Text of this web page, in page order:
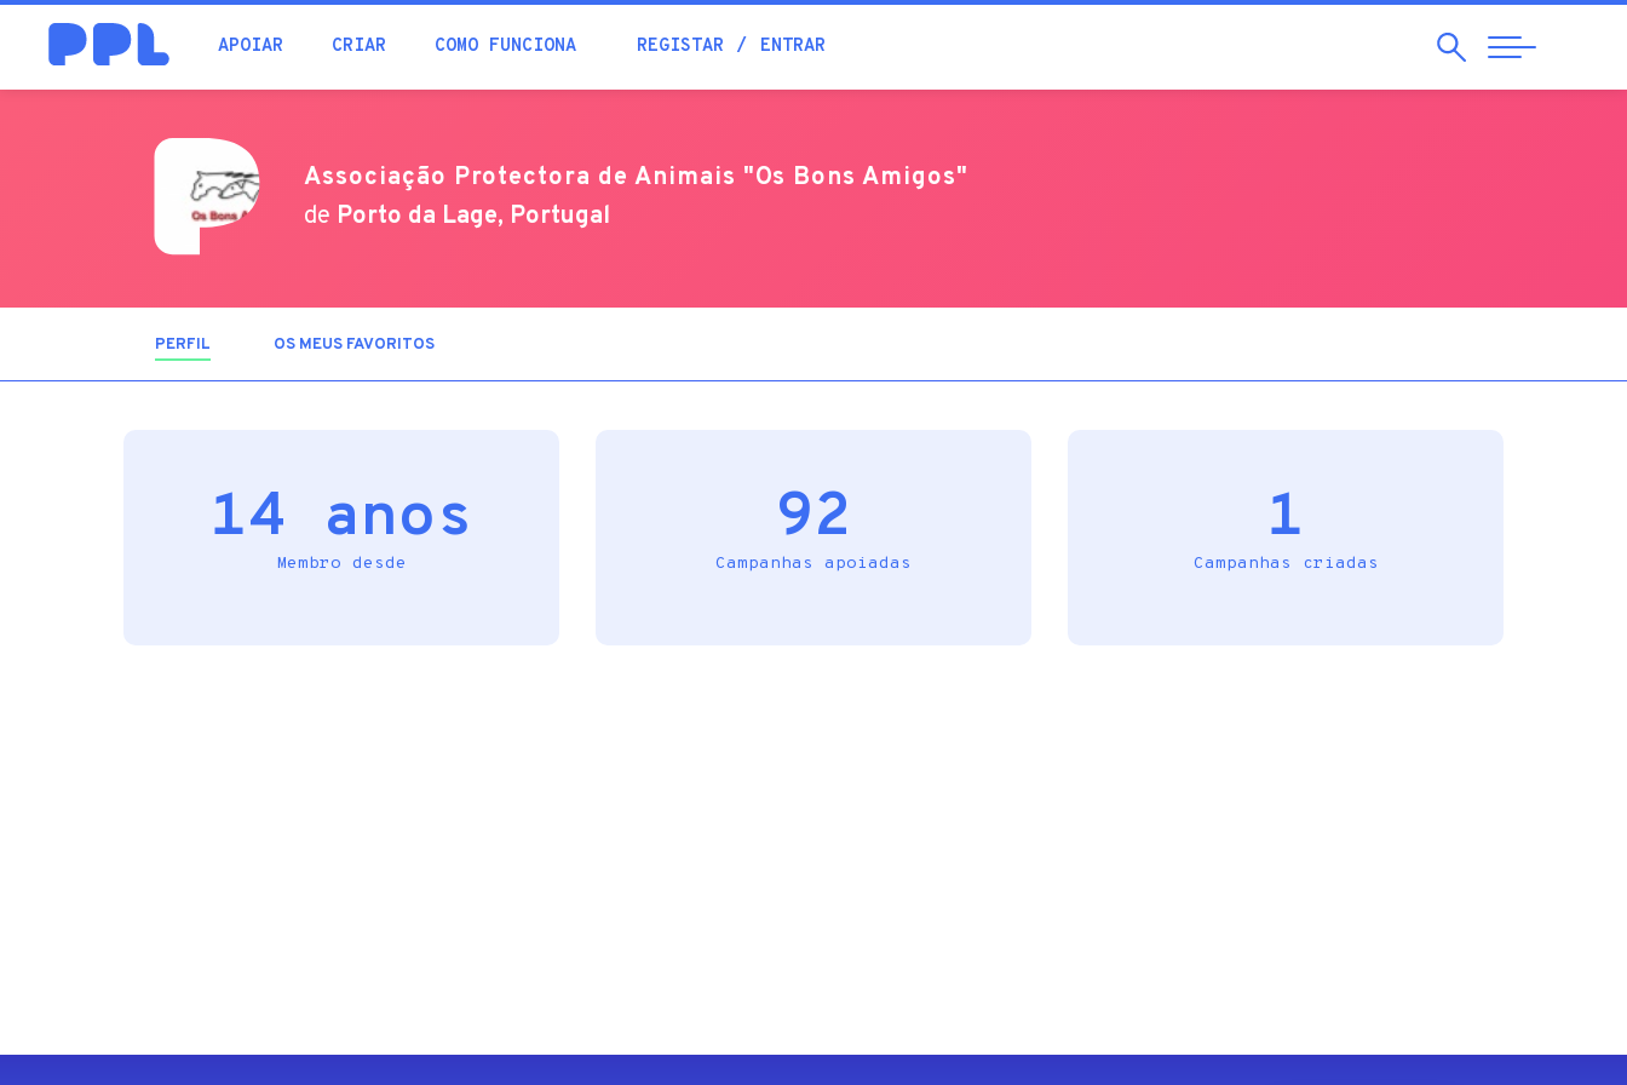
APOIAR CRIAR COMO FUNCIONA REGISTAR ENTRAR Pesquisar
Abrir
Navegação
procura
Associação Protectora de Animais "Os Bons Amigos"
de Porto da Lage, Portugal
PERFIL (SEPARADOROS MEUS FAVORITOS
14 anos
Membro desde
92
Campanhas apoiadas
1
Campanhas criadas